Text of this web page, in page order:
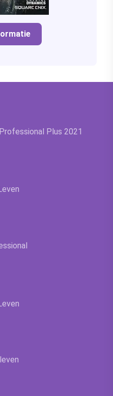
Plus 2021